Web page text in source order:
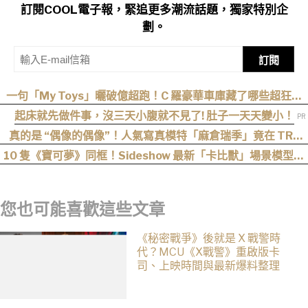
訂閱COOL電子報，緊追更多潮流話題，獨家特別企
劃。
訂閱
一句「My Toys」曬破億超跑！C 羅豪華車庫藏了哪些超狂神
獸？
起床就先做件事，沒三天小腹就不見了! 肚子一天天變小！
真的是 “偶像的偶像”！人氣寫真模特「麻倉瑞季」竟在 TRE
“成功追星”，可愛直言：涼森真的太可愛，幸好有來台灣
10 隻《寶可夢》同框！Sideshow 最新「卡比獸」場景模型開
您也可能喜歡這些文章
《秘密戰爭》後就是 X 戰警時
代？MCU《X戰警》重啟版卡
司、上映時間與最新爆料整理